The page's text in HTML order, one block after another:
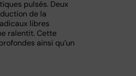
pulsés. Deux
de la
libres
ralentit. Cette
ainsi qu’un